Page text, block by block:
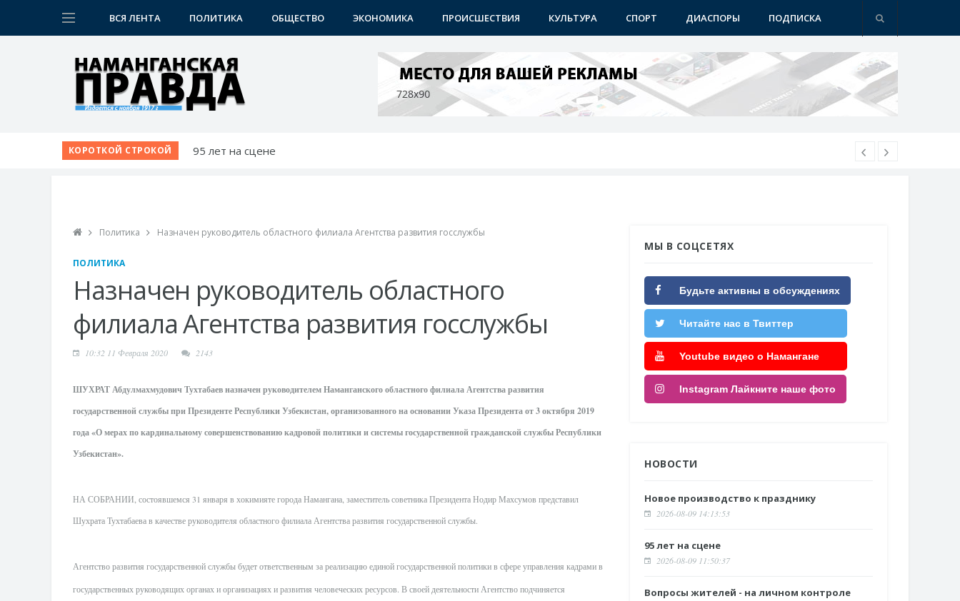
ВСЯ ЛЕНТА ПОЛИТИКА ОБЩЕСТВО ЭКОНОМИКА ПРОИСШЕСТВИЯ КУЛЬТУРА СПОРТ ДИАСПОРЫ ПОДПИСКА
КОРОТКОЙ СТРОКОЙ
95 лет на сцене
Новое производство к празднику
Политика Назначен руководитель областного филиала Агентства развития госслужбы
ПОЛИТИКА
Назначен руководитель областного
филиала Агентства развития госслужбы
10:32 11 Февраля 2020 2143
ШУХРАТАбдулмахмудович Тухтабаев назначен руководителем Наманганского областного филиала Агентства развития
государственной службы при Президенте Республики Узбекистан, организованного на основании Указа Президента от 3 октября 2019
года «О мерах по кардинальному совершенствованию кадровой политики и системы государственной гражданской службы Республики
Узбекистан».
НА СОБРАНИИ , состоявшемся 31 января в хокимияте города Намангана, заместитель советника Президента Нодир Махсумов представил
Шухрата Тухтабаева в качестве руководителя областного филиала Агентства развития государственной службы.
Агентство развития государственной службы будет ответственным за реализацию единой государственной политики в сфере управления кадрами в
государственных руководящих органах и организациях и развития человеческих ресурсов. В своей деятельности Агентство подчиняется
МЫ В СОЦСЕТЯХ
Будьте активны в обсуждениях
Читайте нас в Твиттер
Youtube видео о Намангане
Instagram Лайкните наше фото
НОВОСТИ
Новое производство к празднику
2026-08-09 14:13:53
95 лет на сцене
2026-08-09 11:50:37
Вопросы жителей - на личном контроле